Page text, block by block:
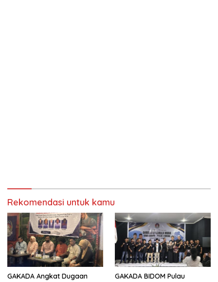
Rekomendasi untuk kamu
GAKADA Angkat Dugaan
GAKADA BIDOM Pulau